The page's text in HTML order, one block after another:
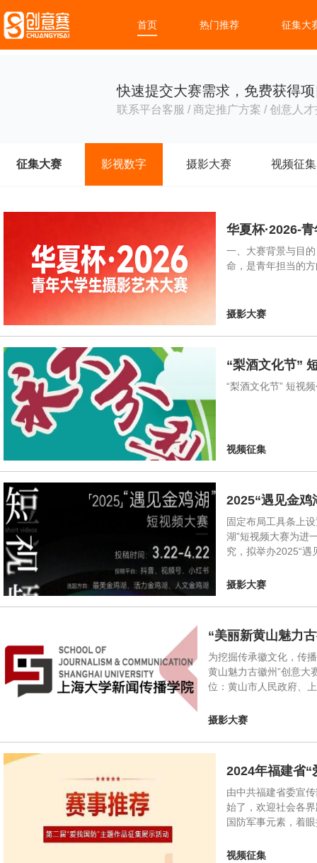
首页 热门推荐 征集大
快速提交大赛需求，免费获得
联系平台客服 / 商定推广方案 / 创意人
征集大赛 影视数字 摄影大赛 视频征集
华夏杯·2026-
一、大赛背景与目
命，是青年担当的
摄影大赛
“梨酒文化节”
“梨酒文化节” 短视
视频征集
2025“遇见金鸡
固定布局工具条上
湖”短视频大赛为进
究，拟举办2025“
摄影大赛
“美丽新黄山魅力
为挖掘传承徽文化，传
黄山魅力古徽州”创意大
位：黄山市人民政府、
摄影大赛
2024年福建省“
由中共福建省委宣
始了，欢迎社会各
国防军事元素，着
视频征集